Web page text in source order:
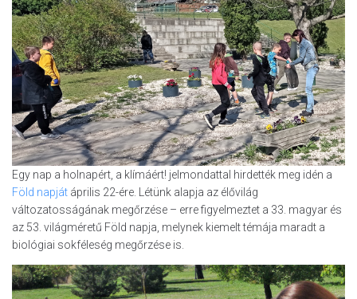
Egy nap a holnapért, a klímáért! jelmondattal hirdették meg idén a
Föld napját április 22-ére. Létünk alapja az élővilág
változatosságának megőrzése – erre figyelmeztet a 33. magyar és
az 53. világméretű Föld napja, melynek kiemelt témája maradt a
biológiai sokféleség megőrzése is.